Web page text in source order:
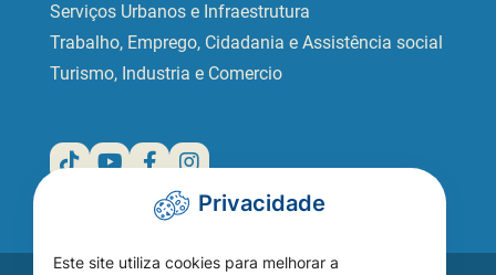
Serviços Urbanos e Infraestrutura
Trabalho, Emprego, Cidadania e Assistência social
Turismo, Industria e Comercio
Privacidade
Este site utiliza cookies para melhorar a